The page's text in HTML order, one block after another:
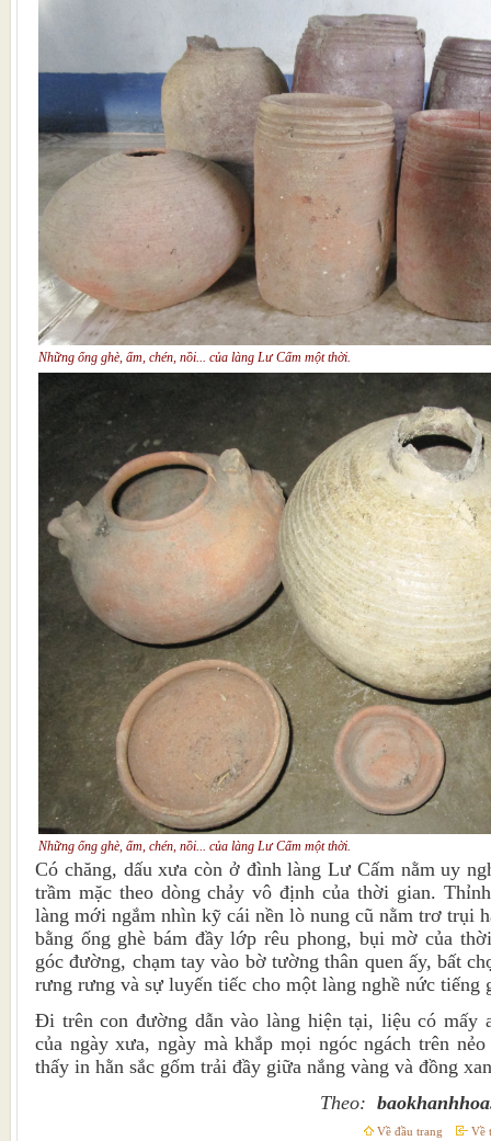
Những ống ghè, ấm, chén, nồi... của làng Lư Cấm một thời.
Những ống ghè, ấm, chén, nồi... của làng Lư Cấm một thời.
Có chăng, dấu xưa còn ở đình làng Lư Cấm nằm uy
trầm mặc theo dòng chảy vô định của thời gian.
làng mới ngắm nhìn kỹ cái nền lò nung cũ nằm trơ trụi
bằng ống ghè bám đầy lớp rêu phong, bụi mờ của
góc đường, chạm tay vào bờ tường thân quen ấy, bất
rưng rưng và sự luyến tiếc cho một làng nghề nức tiếng
Đi trên con đường dẫn vào làng hiện tại, liệu có mấy
của ngày xưa, ngày mà khắp mọi ngóc ngách trên
thấy in hằn sắc gốm trải đầy giữa nắng vàng và đồng
Theo:
Về đầu trang Về